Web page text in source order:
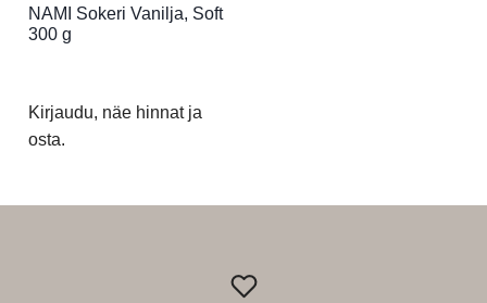
NAMI Sokeri Vanilja, Soft
300 g
Kirjaudu, näe hinnat ja
osta.